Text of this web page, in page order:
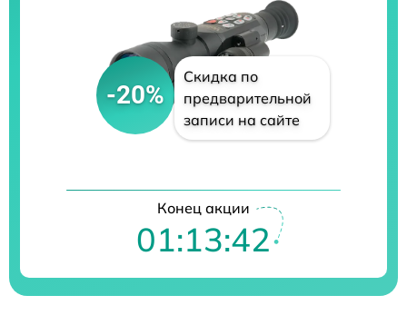
-20%
Скидка по
предварительной
записи на сайте
Конец акции
01:13:41